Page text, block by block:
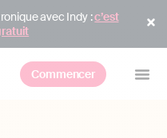
avec Indy :c’est
Commencer